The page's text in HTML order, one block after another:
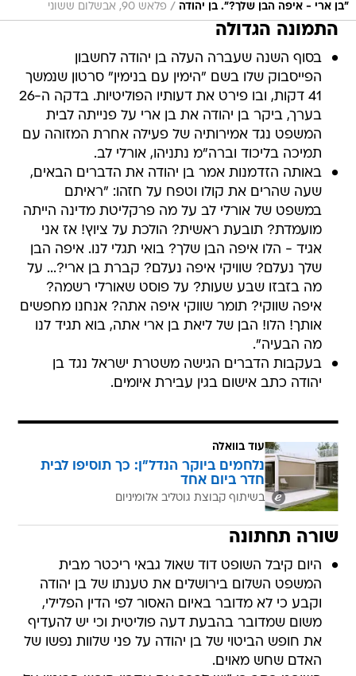
"בן ארי - איפה הבן שלך?". בן יהודה / פלאש 90, אבשלום ששוני
התמונה הגדולה
בסוף השנה שעברה העלה בן יהודה לחשבון
הפייסבוק שלו בשם "הימין עם בנימין" סרטון שנמשך
41 דקות, ובו פירט את דעותיו הפוליטיות. בדקה ה-26
בערך, ביקר בן יהודה את בן ארי על פנייתה לבית
המשפט נגד אמירותיה של פעילה אחרת המזוהה עם
תמיכה בליכוד וברה"מ נתניהו, אורלי לב.
באותה הזדמנות אמר בן יהודה את הדברים הבאים,
שעה שהרים את קולו וטפח על חזהו: "ראיתם
במשפט של אורלי לב על מה פרקליטת מדינה הייתה
מועמדת? תובעת ראשית? הולכת על ציוץ! אז אני
אגיד - הלו איפה הבן שלך? בואי תגלי לנו. איפה הבן
שלך נעלם? שוויקי איפה נעלם? קברת בן ארי?... על
מה בזבזו שבע שעות? על פוסט שאורלי רשמה?
איפה שווקי? תומר שווקי איפה אתה? אנחנו מחפשים
אותך! הלו! הבן של ליאת בן ארי אתה, בוא תגיד לנו
מה הבעיה".
בעקבות הדברים הגישה משטרת ישראל נגד בן
יהודה כתב אישום בגין עבירת איומים.
עוד בוואלה
נלחמים ביוקר הנדל"ן: כך תוסיפו לבית
חדר ביום אחד
בשיתוף קבוצת גוטליב אלומיניום
שורה תחתונה
היום קיבל השופט דוד שאול גבאי ריכטר מבית
המשפט השלום בירושלים את טענתו של בן יהודה
וקבע כי לא מדובר באיום האסור לפי הדין הפלילי,
משום שמדובר בהבעת דעה פוליטית וכי יש להעדיף
את חופש הביטוי של בן יהודה על פני שלוות נפשו של
האדם שחש מאוים.